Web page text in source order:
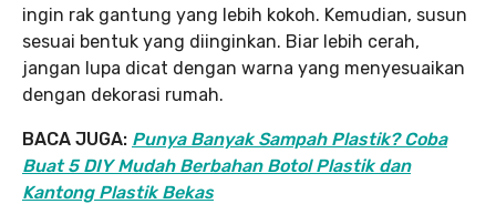
ingin rak gantung yang lebih kokoh. Kemudian, susun
sesuai bentuk yang diinginkan. Biar lebih cerah,
jangan lupa dicat dengan warna yang menyesuaikan
dengan dekorasi rumah.
BACA JUGA: Punya Banyak Sampah Plastik? Coba
Buat 5 DIY Mudah Berbahan Botol Plastik dan
Kantong Plastik Bekas